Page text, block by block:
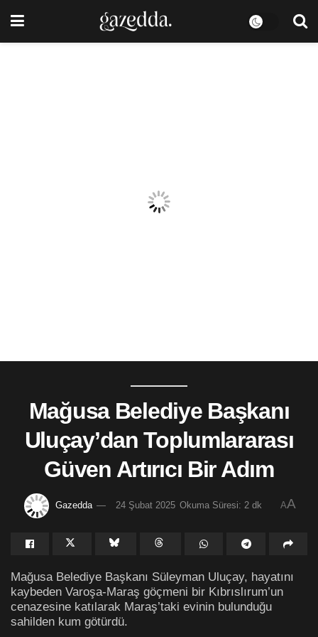
Mağusa Belediye Başkanı
Uluçay’dan Toplumlararası
Güven Artırıcı Bir Adım
Gazedda 24 Şubat 2025 Okuma Süresi: 2 dk AA
Mağusa Belediye Başkanı Süleyman Uluçay, hayatını
kaybeden Varoşa-Maraş göçmeni bir Kıbrıslırum’un
cenazesine katılarak Maraş’taki evinin bulunduğu
sahilden kum götürdü.